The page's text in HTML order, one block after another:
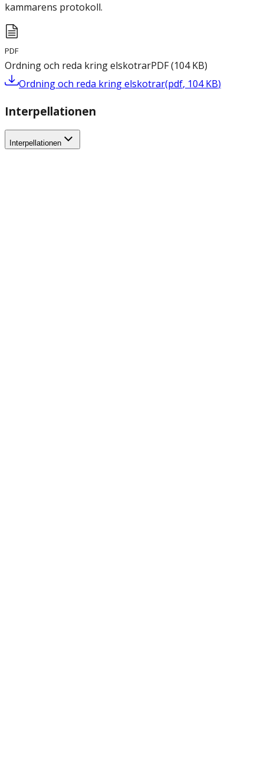
kammarens protokoll.
PDF
Ordning och reda kring elskotrarPDF(104 KB)
Ordning och reda kring elskotrar(pdf, 104 KB)
Interpellationen
Interpellationen